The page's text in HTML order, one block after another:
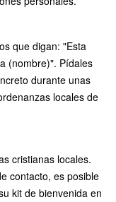
que digan: "Esta
(nombre)". Pídales
durante unas
locales de
cristianas locales.
contacto, es posible
kit de bienvenida en